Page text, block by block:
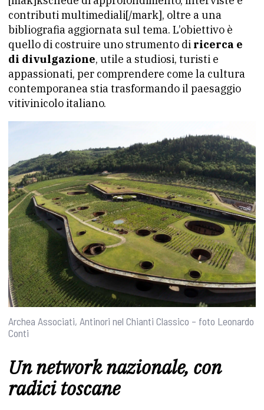
contributi multimediali[/mark], oltre a una
bibliografia aggiornata sul tema. L’obiettivo è
quello di costruire uno strumento di ricerca e
di divulgazione, utile a studiosi, turisti e
appassionati, per comprendere come la cultura
contemporanea stia trasformando il paesaggio
vitivinicolo italiano.
Archea Associati, Antinori nel Chianti Classico – foto Leonardo
Conti
Un network nazionale, con
radici toscane